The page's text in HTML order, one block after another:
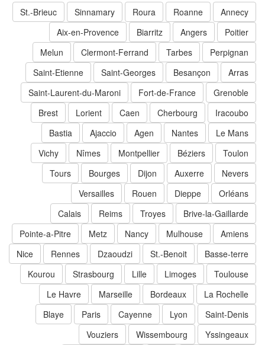
Annecy
Roanne
Roura
Sinnamary
St.-Brieuc
Poitier
Angers
Biarritz
Aix-en-Provence
Perpignan
Tarbes
Clermont-Ferrand
Melun
Arras
Besançon
Saint-Georges
Saint-Etienne
Grenoble
Fort-de-France
Saint-Laurent-du-Maroni
Iracoubo
Cherbourg
Caen
Lorient
Brest
Le Mans
Nantes
Agen
Ajaccio
Bastia
Toulon
Béziers
Montpellier
Nîmes
Vichy
Nevers
Auxerre
Dijon
Bourges
Tours
Orléans
Dieppe
Rouen
Versailles
Brive-la-Gaillarde
Troyes
Reims
Calais
Amiens
Mulhouse
Nancy
Metz
Pointe-a-Pitre
Basse-terre
St.-Benoit
Dzaoudzi
Rennes
Nice
Toulouse
Limoges
Strasbourg
Kourou
La Rochelle
Bordeaux
Marseille
Le Havre
Saint-Denis
Lyon
Cayenne
Paris
Blaye
Yssingeaux
Wissembourg
Vouziers